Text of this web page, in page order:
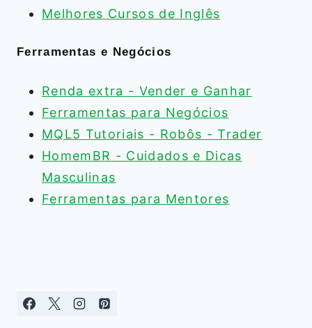
Melhores Cursos de Inglês
Ferramentas e Negócios
Renda extra - Vender e Ganhar
Ferramentas para Negócios
MQL5 Tutoriais - Robôs - Trader
HomemBR - Cuidados e Dicas
Masculinas
Ferramentas para Mentores